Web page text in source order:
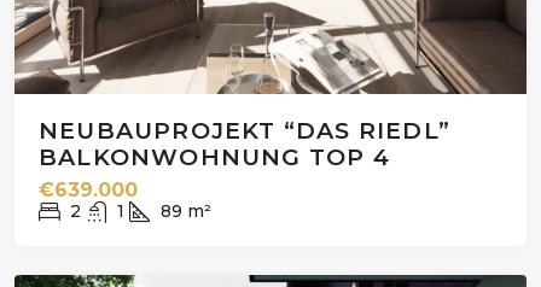
NEUBAUPROJEKT “DAS RIEDL”
BALKONWOHNUNG TOP 4
€639.000
2 1 89 m²